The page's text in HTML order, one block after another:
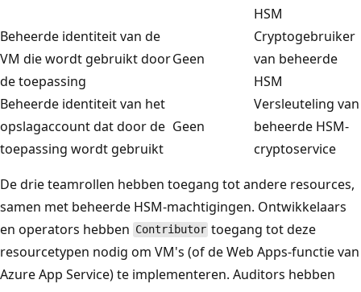
HSM
Beheerde identiteit van de
VM die wordt gebruikt door
de toepassing
Geen
Cryptogebruiker
van beheerde
HSM
Beheerde identiteit van het
opslagaccount dat door de
toepassing wordt gebruikt
Geen
Versleuteling van
beheerde HSM-
cryptoservice
De drie teamrollen hebben toegang tot andere resources,
samen met beheerde HSM-machtigingen. Ontwikkelaars
en operators hebben Contributor toegang tot deze
resourcetypen nodig om VM's (of de Web Apps-functie van
Azure App Service) te implementeren. Auditors hebben